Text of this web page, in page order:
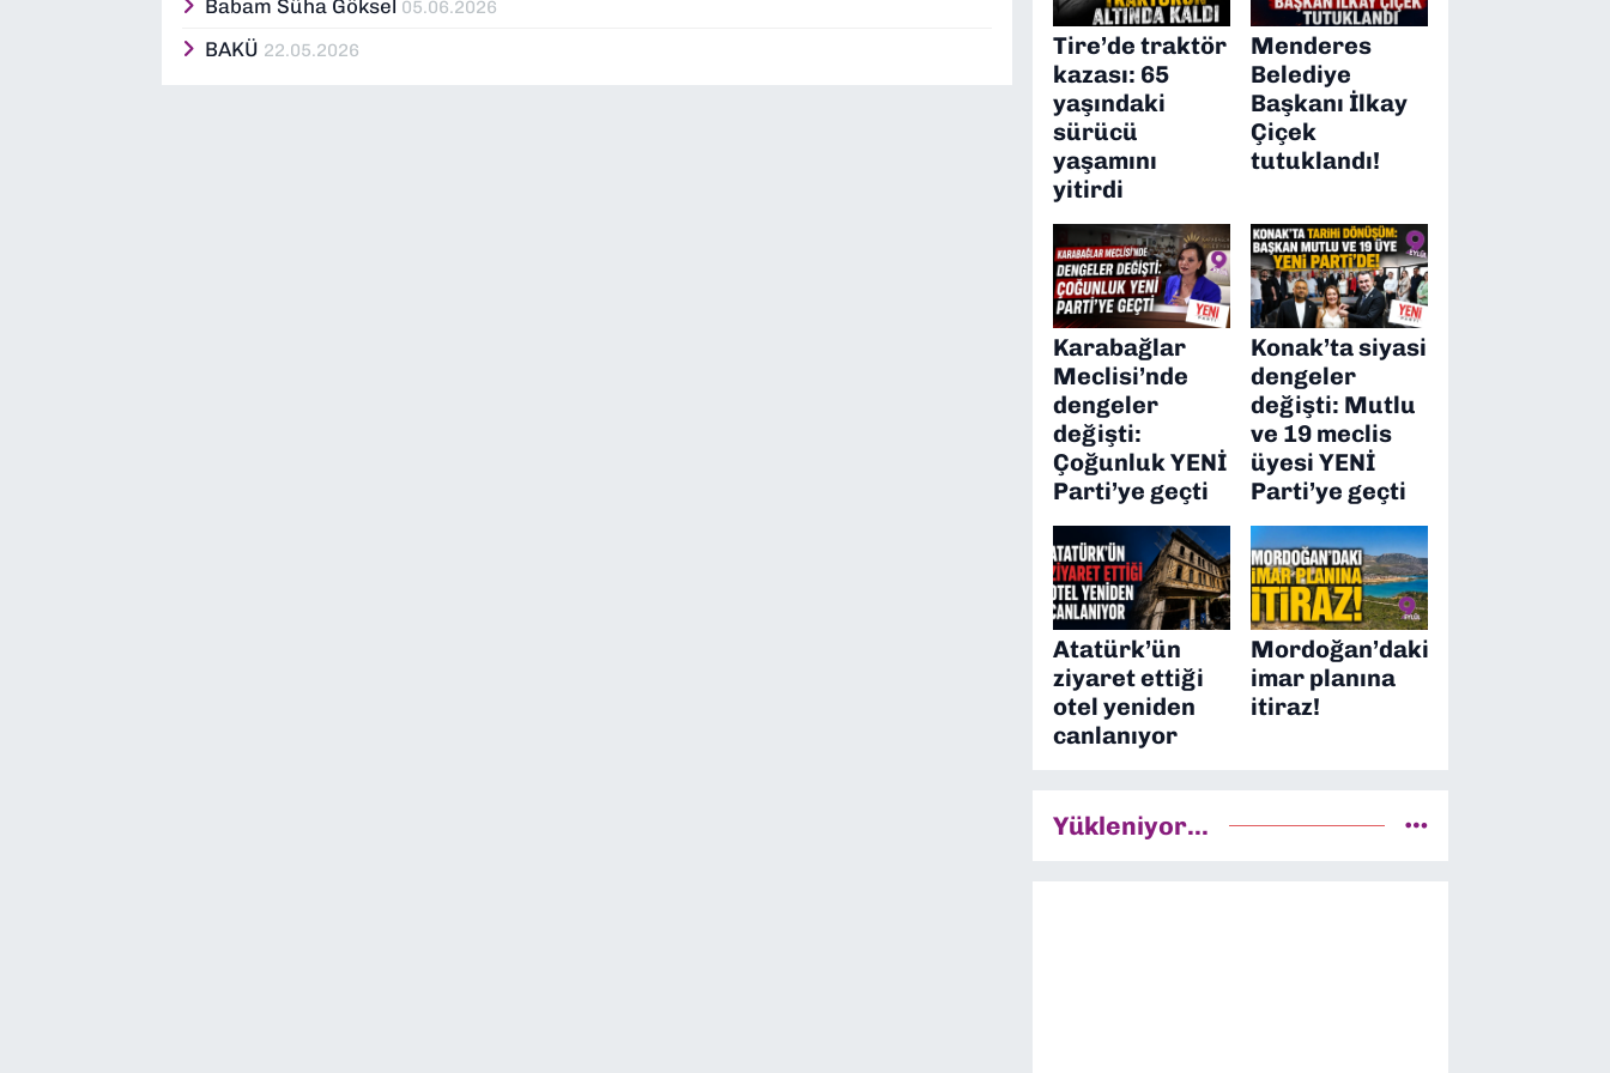
Babam Süha Göksel 05.06.2026
BAKÜ 22.05.2026
Tire’de traktör
kazası: 65
yaşındaki
sürücü
yaşamını
yitirdi
Menderes
Belediye
Başkanı İlkay
Çiçek
tutuklandı!
Karabağlar
Meclisi’nde
dengeler
değişti:
Çoğunluk YENİ
Parti’ye geçti
Konak’ta siyasi
dengeler
değişti: Mutlu
ve 19 meclis
üyesi YENİ
Parti’ye geçti
Atatürk’ün
ziyaret ettiği
otel yeniden
canlanıyor
Mordoğan’daki
imar planına
itiraz!
Yükleniyor...